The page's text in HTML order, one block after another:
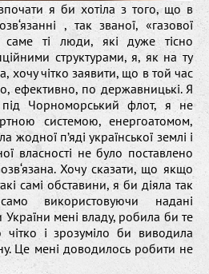
я би хотіла з того, що в
, так званої, «газової
саме ті люди, які дуже тісно
структурами, я, як на ту
хочу чітко заявити, що в той час
ефективно, по державницькі. Я
Чорноморський флот, я не
системою, енергоатомом,
жодної п’яді української землі і
власності не було поставлено
Хочу сказати, що якщо
самі обставини, я би діяла так
використовуючи надані
мені владу, робила би те
і зрозуміло би виводила
Це мені доводилось робити не